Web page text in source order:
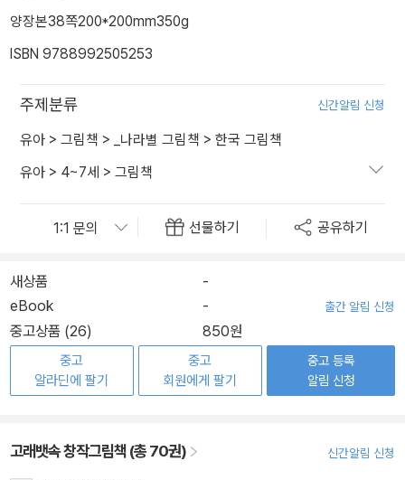
양장본38쪽200*200mm350g
ISBN 9788992505253
주제분류 신간알림 신청
유아 > 그림책 > _나라별 그림책 > 한국 그림책
유아 > 4~7세 > 그림책
선물하기 공유하기
새상품
-
eBook
- 출간 알림 신청
중고상품 (26) 850원
중고
알라딘에 팔기
중고
회원에게 팔기
중고 등록
알림 신청
고래뱃속 창작그림책 (총 70권) 신간알림 신청